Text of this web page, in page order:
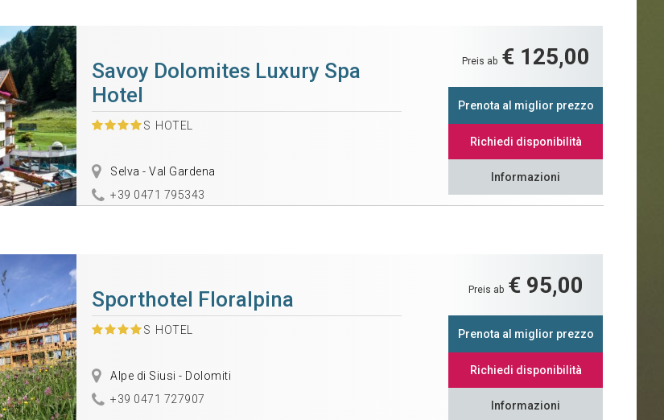
Savoy Dolomites Luxury Spa
Hotel
S HOTEL
Selva - Val Gardena
+39 0471 795343
Preis ab € 125,00
Prenota al miglior prezzo
Richiedi disponibilità
Informazioni
Sporthotel Floralpina
S HOTEL
Alpe di Siusi - Dolomiti
+39 0471 727907
Preis ab € 95,00
Prenota al miglior prezzo
Richiedi disponibilità
Informazioni